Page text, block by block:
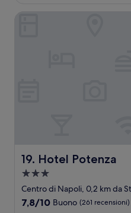
19. Hotel Potenza
Hotel Potenza
Struttura
a
3.0
Centro di Napoli, 0,2 km da
7.8
7,8/10 Buono (261 recensioni)